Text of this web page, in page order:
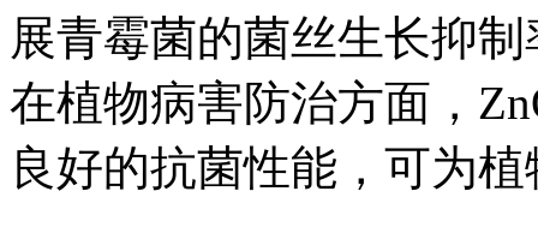
展青霉菌的菌丝生长抑
在植物病害防治方面，
良好的抗菌性能，可为